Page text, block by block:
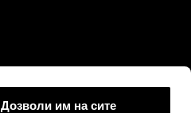
Дозволи им на сите